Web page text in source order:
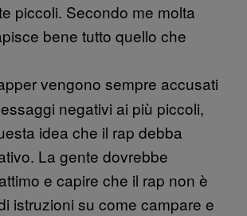
piccoli. Secondo me molta
bene tutto quello che
vengono sempre accusati
negativi ai più piccoli,
idea che il rap debba
La gente dovrebbe
e capire che il rap non è
istruzioni su come campare e